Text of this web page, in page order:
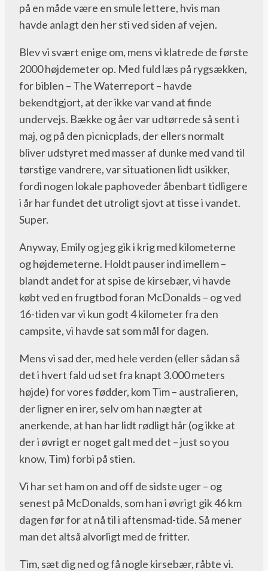
på en måde være en smule lettere, hvis man
havde anlagt den her sti ved siden af vejen.
Blev vi svært enige om, mens vi klatrede de første
2000 højdemeter op. Med fuld læs på rygsækken,
for biblen – The Waterreport – havde
bekendtgjort, at der ikke var vand at finde
undervejs. Bække og åer var udtørrede så sent i
maj, og på den picnicplads, der ellers normalt
bliver udstyret med masser af dunke med vand til
tørstige vandrere, var situationen lidt usikker,
fordi nogen lokale paphoveder åbenbart tidligere
i år har fundet det utroligt sjovt at tisse i vandet.
Super.
Anyway, Emily og jeg gik i krig med kilometerne
og højdemeterne. Holdt pauser ind imellem –
blandt andet for at spise de kirsebær, vi havde
købt ved en frugtbod foran McDonalds – og ved
16-tiden var vi kun godt 4 kilometer fra den
campsite, vi havde sat som mål for dagen.
Mens vi sad der, med hele verden (eller sådan så
det i hvert fald ud set fra knapt 3.000 meters
højde) for vores fødder, kom Tim – australieren,
der ligner en irer, selv om han nægter at
anerkende, at han har lidt rødligt hår (og ikke at
der i øvrigt er noget galt med det – just so you
know, Tim) forbi på stien.
Vi har set ham on and off de sidste uger – og
senest på McDonalds, som han i øvrigt gik 46 km
dagen før for at nå til i aftensmad-tide. Så mener
man det altså alvorligt med de fritter.
Tim, sæt dig ned og få nogle kirsebær, råbte vi.